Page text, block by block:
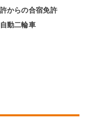
からの合宿免許
動二輪車